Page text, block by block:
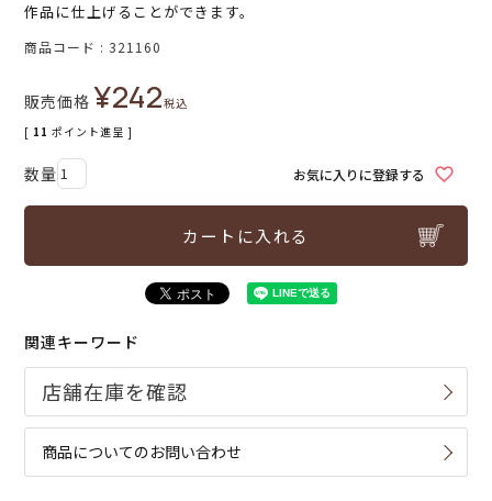
作品に仕上げることができます。
商品コード 321160
販売価格 ¥242税込
[ 11 ポイント進呈 ]
お気に入りに登録する
カートに入れる
関連キーワード
商品についてのお問い合わせ